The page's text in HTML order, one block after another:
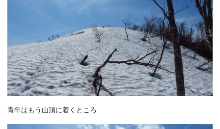
青年はもう山頂に着くところ